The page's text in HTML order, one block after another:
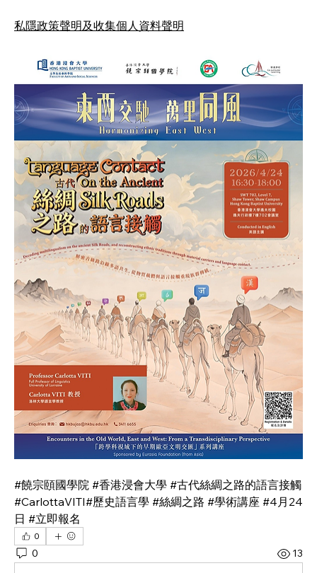
私隱政策聲明及收集個人資料聲明
#饒宗頤國學院 #香港浸會大學 #古代絲綢之路的語言接觸
#CarlottaVITI#歷史語言學 #絲綢之路 #學術講座 #4月24
日 #立即報名
0
0 13